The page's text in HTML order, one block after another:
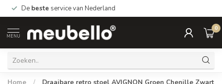
De beste service van Nederland
MENU
0